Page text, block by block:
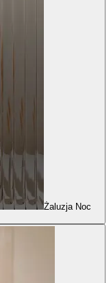
Żaluzja Noc